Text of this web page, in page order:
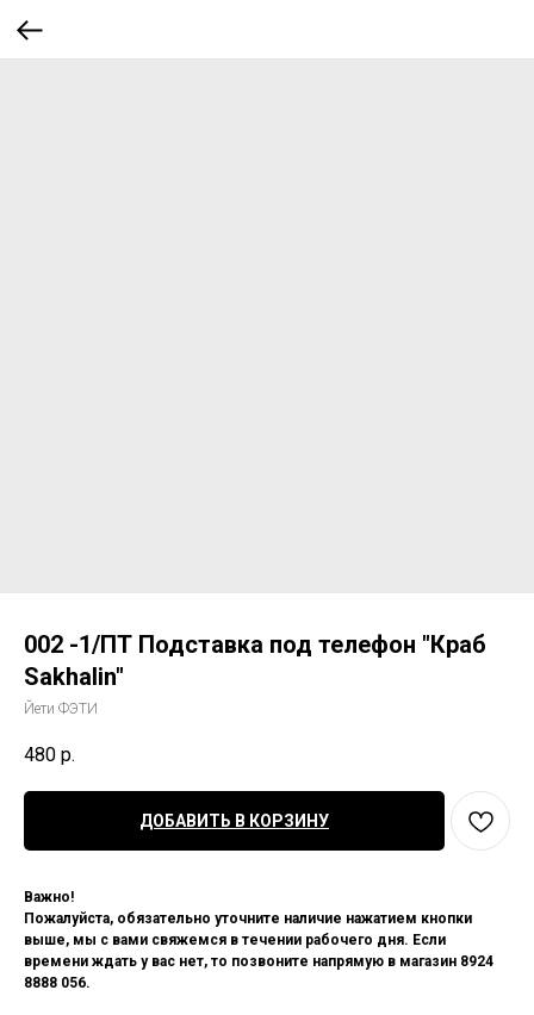
002 -1/ПТ Подставка под телефон "Краб
Sakhalin"
Йети ФЭТИ
480 р.
ДОБАВИТЬ В КОРЗИНУ
Важно!
Пожалуйста, обязательно уточните наличие нажатием кнопки
выше, мы с вами свяжемся в течении рабочего дня. Если
времени ждать у вас нет, то позвоните напрямую в магазин 8924
8888 056.